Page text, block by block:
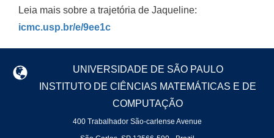
Leia mais sobre a trajetória de Jaqueline:
icmc.usp.br/e/9ee1c
UNIVERSIDADE DE SÃO PAULO
INSTITUTO DE CIÊNCIAS MATEMÁTICAS E DE
COMPUTAÇÃO
400 Trabalhador São-carlense Avenue